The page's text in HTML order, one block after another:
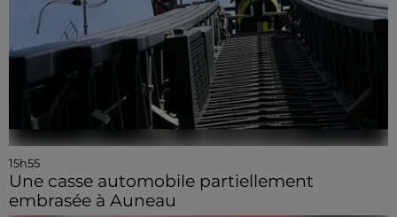
15h55
Une casse automobile partiellement
embrasée à Auneau